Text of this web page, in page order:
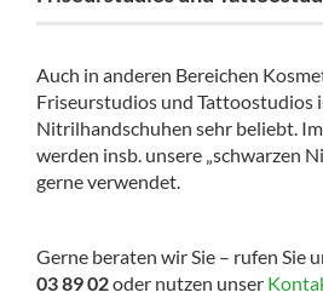
Auch in anderen Bereichen
Friseurstudios und Tattoostudios
Nitrilhandschuhen sehr beliebt.
werden insb. unsere „schwarzen
gerne verwendet.
Gerne beraten wir Sie – rufen Sie
03 89 02oder nutzen unser